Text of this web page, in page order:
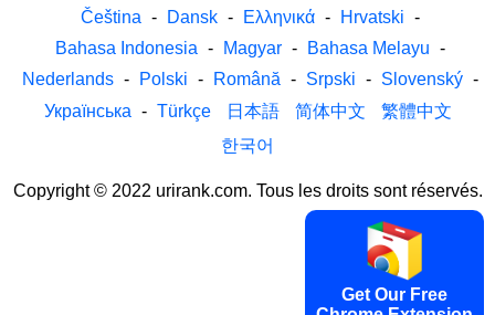
Čeština - Dansk - Ελληνικά - Hrvatski -
Bahasa Indonesia - Magyar - Bahasa Melayu -
Nederlands - Polski - Română - Srpski - Slovenský -
Українська - Türkçe 日本語 简体中文
繁體中文
한국어
Copyright © 2022 urirank.com. Tous les droits sont réservés.
Get Our Free